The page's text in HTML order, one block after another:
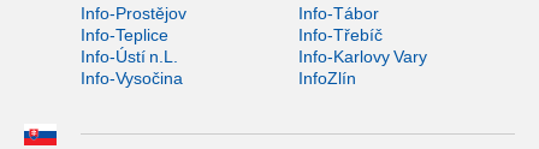
Info-Prostějov
Info-Tábor
Info-Teplice
Info-Třebíč
Info-Ústí n.L.
Info-Karlovy Vary
Info-Vysočina
InfoZlín